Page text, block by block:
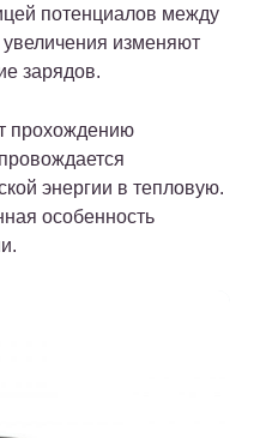
потенциалов между
изменяют
зарядов.
прохождению
энергии в тепловую.
особенность